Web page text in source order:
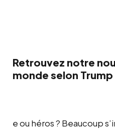
Retrouvez notre
monde selon Trump
e ou héros ? Beaucoup